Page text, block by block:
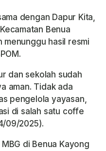
dengan Dapur Kita,
Benua
menunggu hasil resmi
dan sekolah sudah
aman. Tidak ada
pengelola yayasan,
di salah satu coffe
09/2025).
di Benua Kayong